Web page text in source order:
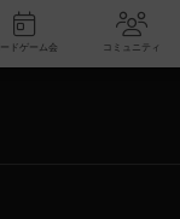
ボードゲーム会